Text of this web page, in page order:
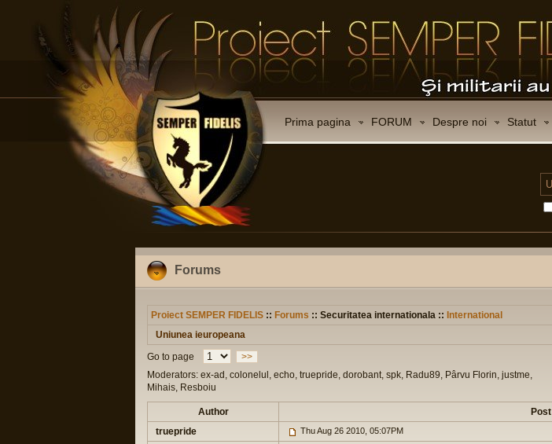
Prima pagina FORUM Despre noi Statut
Forums
Proiect SEMPER FIDELIS :: Forums :: Securitatea internationala :: International
Uniunea ieuropeana
Go to page
>>
Moderators: ex-ad, colonelul, echo, truepride, dorobant, spk, Radu89, Pârvu Florin, justme,
Mihais, Resboiu
Author
Post
truepride
Thu Aug 26 2010, 05:07PM